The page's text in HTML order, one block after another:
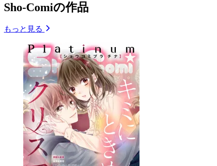
Sho-Comiの作品
もっと見る